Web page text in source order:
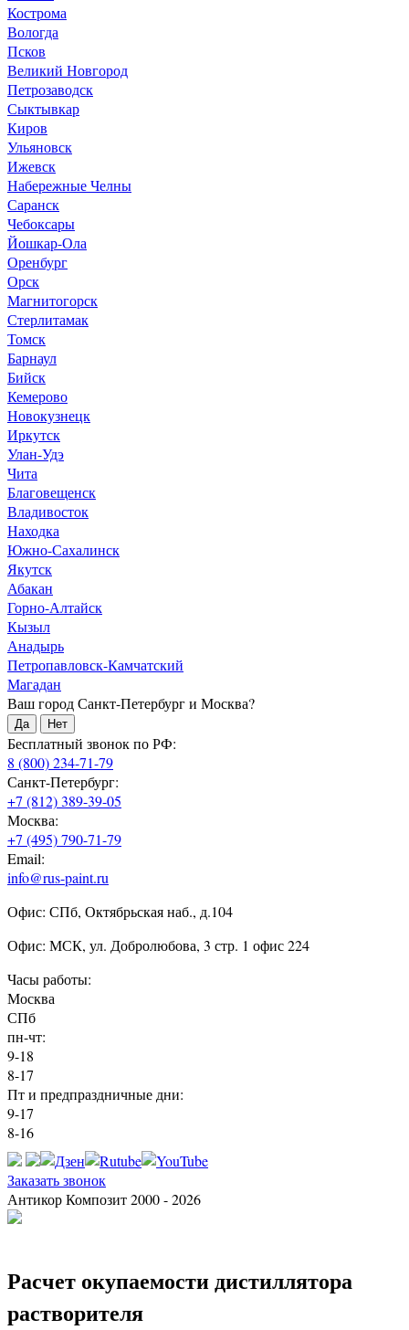
Кострома
Вологда
Псков
Великий Новгород
Петрозаводск
Сыктывкар
Киров
Ульяновск
Ижевск
Набережные Челны
Саранск
Чебоксары
Йошкар-Ола
Оренбург
Орск
Магнитогорск
Стерлитамак
Томск
Барнаул
Бийск
Кемерово
Новокузнецк
Иркутск
Улан-Удэ
Чита
Благовещенск
Владивосток
Находка
Южно-Сахалинск
Якутск
Абакан
Горно-Алтайск
Кызыл
Анадырь
Петропавловск-Камчатский
Магадан
Ваш город Санкт-Петербург и Москва?
Да Нет
Бесплатный звонок по РФ:
8 (800) 234-71-79
Санкт-Петербург:
+7 (812) 389-39-05
Москва:
+7 (495) 790-71-79
Email:
info@rus-paint.ru
Офис: СПб, Октябрьская наб., д.104
Офис: МСК, ул. Добролюбова, 3 стр. 1 офис 224
Часы работы:
Москва
СПб
пн-чт:
9-18
8-17
Пт и предпраздничные дни:
9-17
8-16
Заказать звонок
Антикор Композит 2000 - 2026
Расчет окупаемости дистиллятора
растворителя